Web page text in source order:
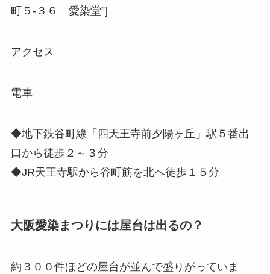
町５-３６ 愛染堂”]
アクセス
電車
◆地下鉄谷町線「四天王寺前夕陽ヶ丘」駅５番出
口から徒歩２～３分
◆JR天王寺駅から谷町筋を北へ徒歩１５分
大阪愛染まつりには屋台は出るの？
約３００件ほどの屋台が並んで盛りがっていま